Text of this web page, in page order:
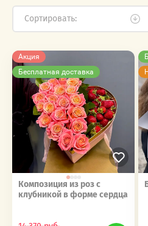
Сортировать:
Акция
Бесплатная доставка
Композиция из роз с
клубникой в форме сердца